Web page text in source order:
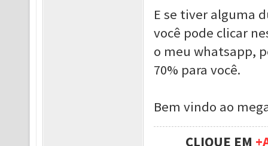
E se tiver alguma
você pode clicar
o meu whatsapp,
70% para você.
Bem vindo ao
CLIQUE EM